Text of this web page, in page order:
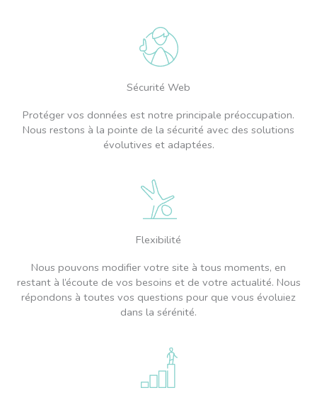
Sécurité Web
Protéger vos données est notre principale préoccupation.
Nous restons à la pointe de la sécurité avec des solutions
évolutives et adaptées.
Flexibilité
Nous pouvons modifier votre site à tous moments, en
restant à l’écoute de vos besoins et de votre actualité. Nous
répondons à toutes vos questions pour que vous évoluiez
dans la sérénité.